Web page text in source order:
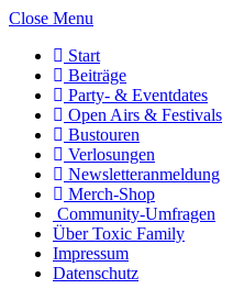
Close Menu
Start
Beiträge
Party- & Eventdates
Open Airs & Festivals
Bustouren
Verlosungen
Newsletteranmeldung
Merch-Shop
Community-Umfragen
Über Toxic Family
Impressum
Datenschutz